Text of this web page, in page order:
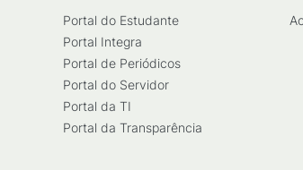
Portal do Estudante
Portal Integra
Portal de Periódicos
Portal do Servidor
Portal da TI
Portal da Transparência